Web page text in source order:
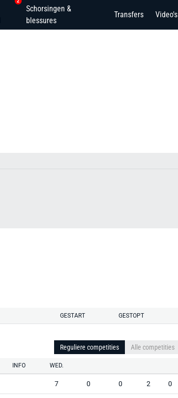
Schorsingen &
blessures
Transfers Video's
GESTART GESTOPT
Reguliere competities Alle competities
INFO WED.
7 0 0 2 0